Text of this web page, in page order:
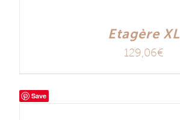
Etagère XL
129,06€
Save